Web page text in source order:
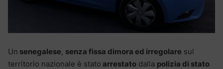
Un senegalese, senza fissa dimora ed irregolare sul
territorio nazionale è stato arrestato dalla polizia di stato